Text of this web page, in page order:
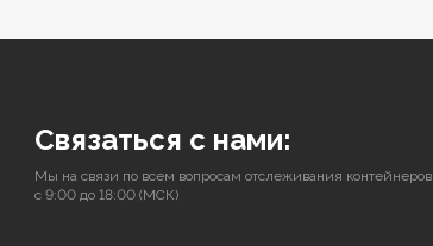
Связаться с нами:
Мы на связи по всем вопросам отслеживания контейнеров
с 9:00 до 18:00 (МСК)